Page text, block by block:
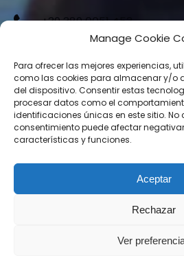
Manage Cookie
Para ofrecer las mejores experiencias,
como las cookies para almacenar y/o
del dispositivo. Consentir estas
procesar datos como el
identificaciones únicas en este sitio. No
consentimiento puede afectar
características y funciones.
Aceptar
Rechazar
Ver
+39 389 0051 453
Via Casperia, 31, 00199
© 2020FREE WALKING TOURS
EXCURSIONES
SERVICIOS DE TURISMO DE:
REGIONE LAZIO N. GR
1505001993/B